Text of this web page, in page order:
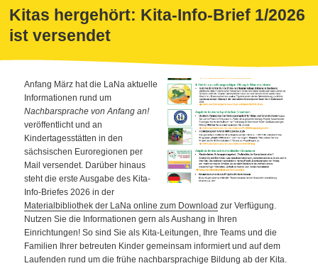
Kitas hergehört: Kita-Info-Brief 1/2026
ist versendet
Anfang März hat die LaNa aktuelle
Informationen rund um
Nachbarsprache von Anfang an!
veröffentlicht und an
Kindertagesstätten in den
sächsischen Euroregionen per
Mail versendet. Darüber hinaus
steht die erste Ausgabe des Kita-
Info-Briefes 2026 in der
Materialbibliothek der LaNa online zum Download zur Verfügung.
Nutzen Sie die Informationen gern als Aushang in Ihren
Einrichtungen! So sind Sie als Kita-Leitungen, Ihre Teams und die
Familien Ihrer betreuten Kinder gemeinsam informiert und auf dem
Laufenden rund um die frühe nachbarsprachige Bildung ab der Kita.